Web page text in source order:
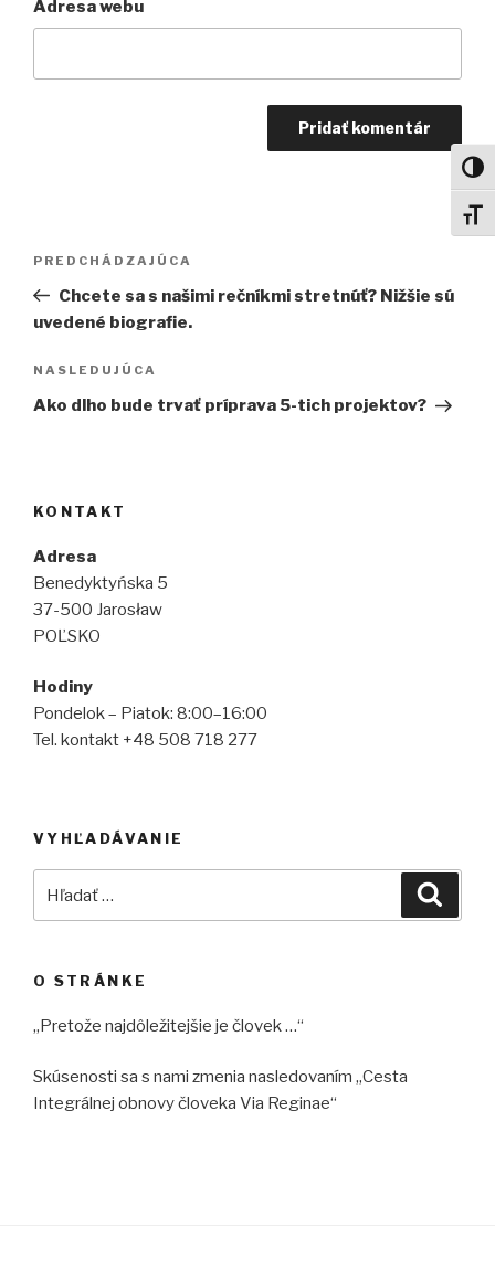
Adresa webu
Navigácia
článku
Predchádzajúci
článok
PREDCHÁDZAJÚCA
Chcete sa s našimi rečníkmi stretnúť? Nižšie sú
uvedené biografie.
Ďalší
článok
NASLEDUJÚCA
Ako dlho bude trvať príprava 5-tich projektov?
KONTAKT
Adresa
Benedyktyńska 5
37-500 Jarosław
POĽSKO
Hodiny
Pondelok – Piatok: 8:00–16:00
Tel. kontakt +48 508 718 277
VYHĽADÁVANIE
O STRÁNKE
„Pretože najdôležitejšie je človek …“
Skúsenosti sa s nami zmenia nasledovaním „Cesta
Integrálnej obnovy človeka Via Reginae“